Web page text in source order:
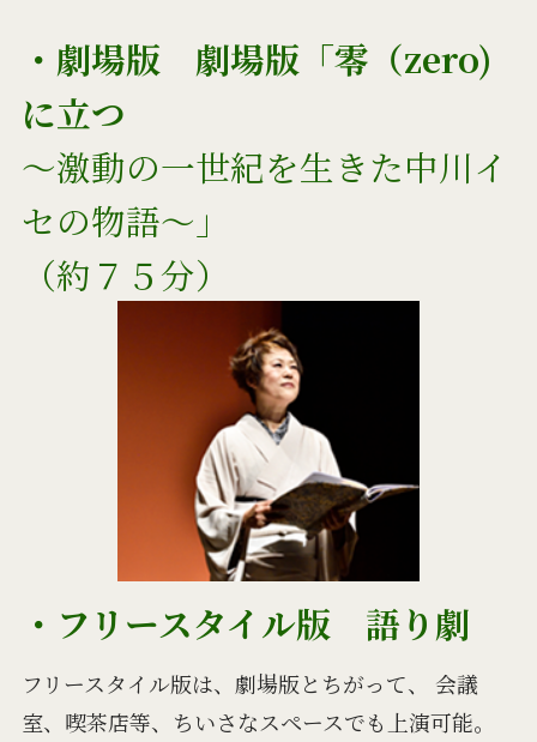
・劇場版 劇場版「零（zero)
に立つ
～激動の一世紀を生きた中川イ
セの物語～」
（約７５分）
・フリースタイル版 語り劇
フリースタイル版は、劇場版とちがって、 会議
室、喫茶店等、ちいさなスペースでも上演可能。